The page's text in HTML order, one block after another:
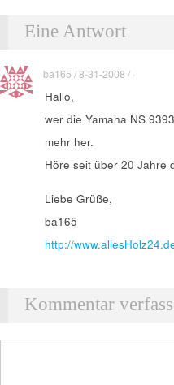
Eine Antwort
ba165 / 8-31-2008 / ·
Hallo,
wer die Yamaha NS
mehr her.
Höre seit über 20 Jahre
Liebe Grüße,
ba165
http://
Kommentar